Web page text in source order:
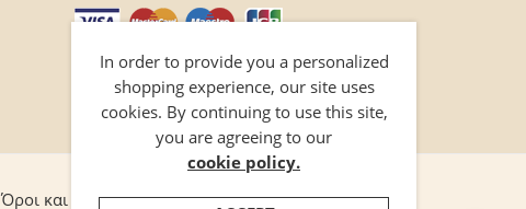
Όροι και προϋποθέσεις Επικοινωνία
In order to provide you a personalized
shopping experience, our site uses
cookies. By continuing to use this site,
you are agreeing to our
cookie policy.